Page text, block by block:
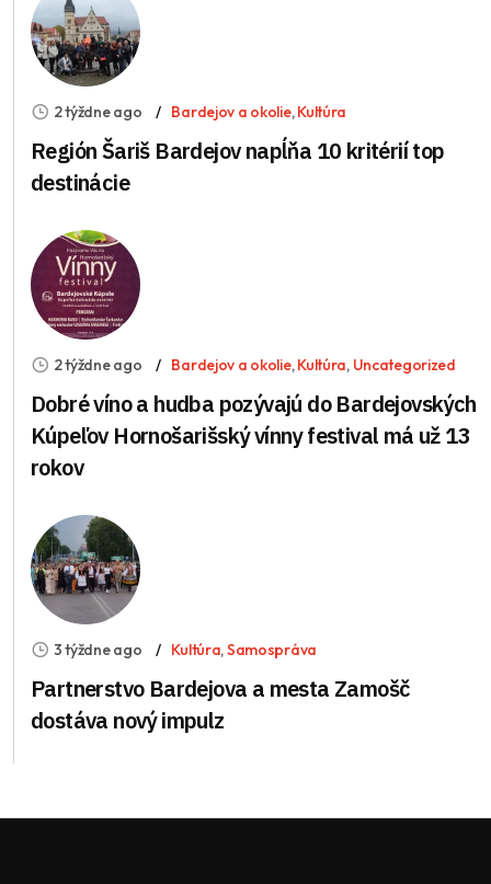
2 týždne ago Bardejov a okolie,Kultúra
Región Šariš Bardejov napĺňa 10 kritérií top
destinácie
2 týždne ago Bardejov a okolie,Kultúra, Uncategorized
Dobré víno a hudba pozývajú do Bardejovských
Kúpeľov Hornošarišský vínny festival má už 13
rokov
3 týždne ago Kultúra,Samospráva
Partnerstvo Bardejova a mesta Zamošč
dostáva nový impulz